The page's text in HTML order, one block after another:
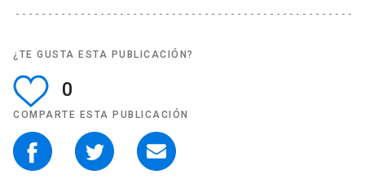
¿TE GUSTA ESTA PUBLICACIÓN?
0
COMPARTE ESTA PUBLICACIÓN